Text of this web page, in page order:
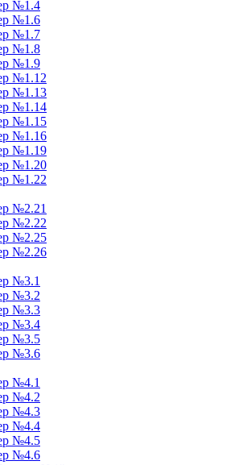
№1.4
№1.6
№1.7
№1.8
№1.9
№1.12
№1.13
№1.14
№1.15
№1.16
№1.19
№1.20
№1.22
№2.21
№2.22
№2.25
№2.26
№3.1
№3.2
№3.3
№3.4
№3.5
№3.6
№4.1
№4.2
№4.3
№4.4
№4.5
№4.6